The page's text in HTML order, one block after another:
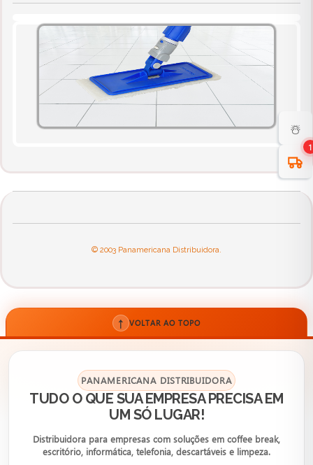
☃️
1
© 2003 Panamericana Distribuidora.
↑ VOLTAR AO TOPO
PANAMERICANA DISTRIBUIDORA
TUDO O QUE SUA EMPRESA PRECISA EM
UM SÓ LUGAR!
Distribuidora para empresas com soluções em coffee break,
escritório, informática, telefonia, descartáveis e limpeza.